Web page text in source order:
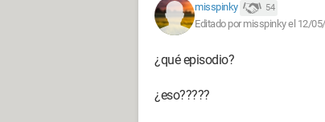
misspinky 54
Editado por misspinky el 12/
¿qué episodio?
¿eso?????